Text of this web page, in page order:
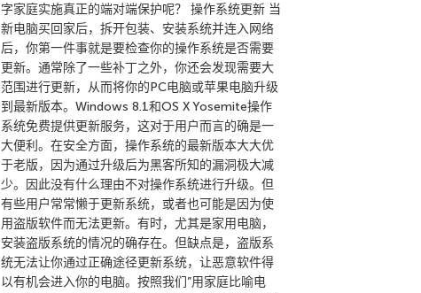
字家庭实施真正的端对端保护呢？ 操作系统更新 当
新电脑买回家后，拆开包装、安装系统并连入网络
后，你第一件事就是要检查你的操作系统是否需要
更新。通常除了一些补丁之外，你还会发现需要大
范围进行更新，从而将你的PC电脑或苹果电脑升级
到最新版本。Windows 8.1和OS X Yosemite操作
系统免费提供更新服务，这对于用户而言的确是一
大便利。在安全方面，操作系统的最新版本大大优
于老版，因为通过升级后为黑客所知的漏洞极大减
少。因此没有什么理由不对操作系统进行升级。但
有些用户常常懒于更新系统，或者也可能是因为使
用盗版软件而无法更新。有时，尤其是家用电脑，
安装盗版系统的情况的确存在。但缺点是，盗版系
统无法让你通过正确途径更新系统，让恶意软件得
以有机会进入你的电脑。按照我们”用家庭比喻电